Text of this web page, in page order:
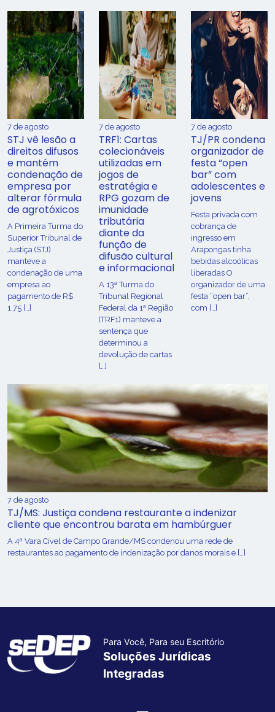
7 de agosto
STJ vê lesão a
direitos difusos
e mantém
condenação de
empresa por
alterar fórmula
de agrotóxicos
​A Primeira Turma do
Superior Tribunal de
Justiça (STJ)
manteve a
condenação de uma
empresa ao
pagamento de R$
1,75 […]
7 de agosto
TRF1: Cartas
colecionáveis
utilizadas em
jogos de
estratégia e
RPG gozam de
imunidade
tributária
diante da
função de
difusão cultural
e informacional
A 13ª Turma do
Tribunal Regional
Federal da 1ª Região
(TRF1) manteve a
sentença que
determinou a
devolução de cartas
[…]
7 de agosto
TJ/PR condena
organizador de
festa “open
bar” com
adolescentes e
jovens
Festa privada com
cobrança de
ingresso em
Arapongas tinha
bebidas alcoólicas
liberadas O
organizador de uma
festa “open bar”,
com […]
7 de agosto
TJ/MS: Justiça condena restaurante a indenizar
cliente que encontrou barata em hambúrguer
A 4ª Vara Cível de Campo Grande/MS condenou uma rede de
restaurantes ao pagamento de indenização por danos morais e […]
Para Você, Para seu Escritório
Soluções Jurídicas
Integradas